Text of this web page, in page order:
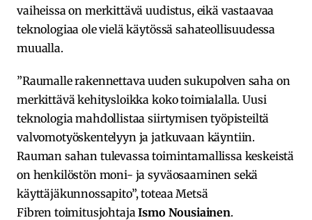
vaiheissa on merkittävä uudistus, eikä vastaavaa
teknologiaa ole vielä käytössä sahateollisuudessa
muualla.
”Raumalle rakennettava uuden sukupolven saha on
merkittävä kehitysloikka koko toimialalla. Uusi
teknologia mahdollistaa siirtymisen työpisteiltä
valvomotyöskentelyyn ja jatkuvaan käyntiin.
Rauman sahan tulevassa toimintamallissa keskeistä
on henkilöstön moni- ja syväosaaminen sekä
käyttäjäkunnossapito”, toteaa Metsä
Fibren toimitusjohtajaIsmo Nousiainen.